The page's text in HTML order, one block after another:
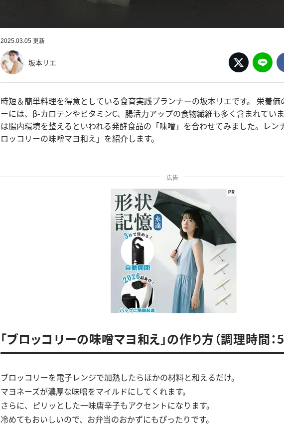
2025.03.05 更新
坂本リエ
時短＆簡単料理を得意としている食育実践プランナーの坂本リエです。 栄養
ーには、β-カロテンやビタミンC、腸活力アップの食物繊維も多く含まれてい
は腸内環境を整えるといわれる発酵食品の「味噌」を合わせてみました。レン
ロッコリーの味噌マヨ和え」を紹介します。
広告
「ブロッコリーの味噌マヨ和え」の作り方（調理時間：
ブロッコリーを電子レンジで加熱したらほかの材料と和えるだけ。
マヨネーズが濃厚な味噌をマイルドにしてくれます。
さらに、ピリッとした一味唐辛子もアクセントになります。
冷めてもおいしいので、お弁当のおかずにもぴったりです。